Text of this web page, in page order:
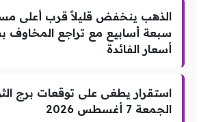
الذهب ينخفض قليلاً قرب أعلى
سبعة أسابيع مع تراجع المخاوف
أسعار الفائدة
استقرار يطغى على توقعات برج
الجمعة 7 أغسطس 2026